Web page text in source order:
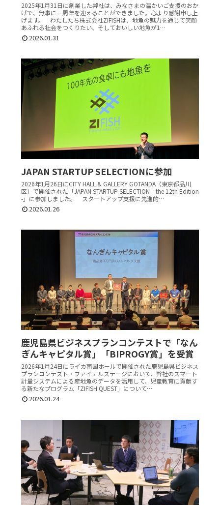
2025年1月31日に創業した弊社は、みなさまの温かいご支援のおか
げで、無事に一周年を迎えることができました。心より感謝申し上
げます。 わたしたち株式会社ZIFISHは、地魚の魅力を通じて笑顔
あふれる社会をつくりたい、そしておいしい地魚が1…
2026.01.31
JAPAN STARTUP SELECTIONに参加
2026年1月26日にCITY HALL & GALLERY GOTANDA（東京都品川
区）で開催された「JAPAN STARTUP SELECTION – the 12th Edition
-」に参加しました。 スタートアップ支援に先進的…
2026.01.26
鹿児島県ビジネスプランコンテストで「なん
ぎんキャピタル賞」「BIPROGY賞」を受賞
2026年1月24日にライカ南国ホールで開催された鹿児島県ビジネス
プランコンテスト・ファイナルステージにおいて、弊社のスマート
計量システムによる産地魚のデータを活用して、児童教育に貢献す
る新たなプログラム「ZIFISH QUEST」について…
2026.01.24